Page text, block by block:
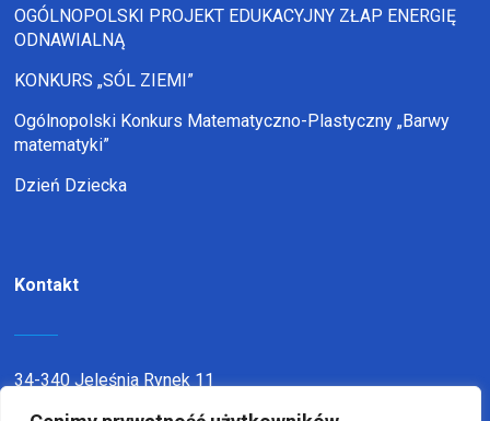
OGÓLNOPOLSKI PROJEKT EDUKACYJNY ZŁAP ENERGIĘ
ODNAWIALNĄ
KONKURS „SÓL ZIEMI”
Ogólnopolski Konkurs Matematyczno-Plastyczny „Barwy
matematyki”
Dzień Dziecka
Kontakt
34-340 Jeleśnia Rynek 11